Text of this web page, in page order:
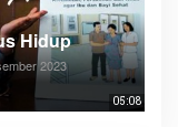
05:08
Hidup
2023